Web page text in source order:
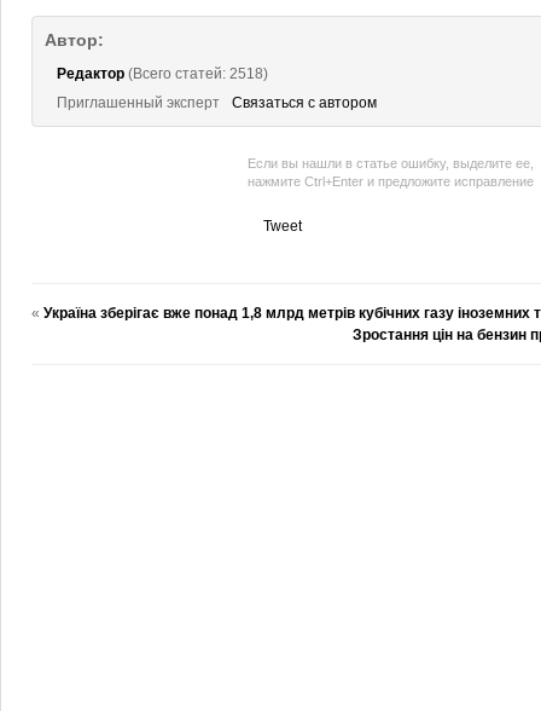
Автор:
Редактор (Всего статей: 2518)
Приглашенный эксперт
Связаться с автором
Если вы нашли в статье ошибку, выделите ее,
нажмите Ctrl+Enter и предложите исправление
Tweet
« Україна зберігає вже понад 1,8 млрд метрів кубічних газу іноземних
Зростання цін на